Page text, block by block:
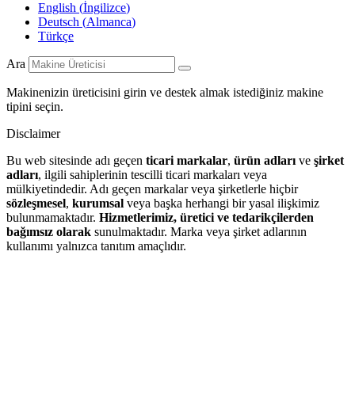
English (İngilizce)
Deutsch (Almanca)
Türkçe
Ara
Makinenizin üreticisini girin ve destek almak istediğiniz makine
tipini seçin.
Disclaimer
Bu web sitesinde adı geçen ticari markalar, ürün adları ve şirket
adları, ilgili sahiplerinin tescilli ticari markaları veya
mülkiyetindedir. Adı geçen markalar veya şirketlerle hiçbir
sözleşmesel, kurumsal veya başka herhangi bir yasal ilişkimiz
bulunmamaktadır. Hizmetlerimiz, üretici ve tedarikçilerden
bağımsız olarak sunulmaktadır. Marka veya şirket adlarının
kullanımı yalnızca tanıtım amaçlıdır.